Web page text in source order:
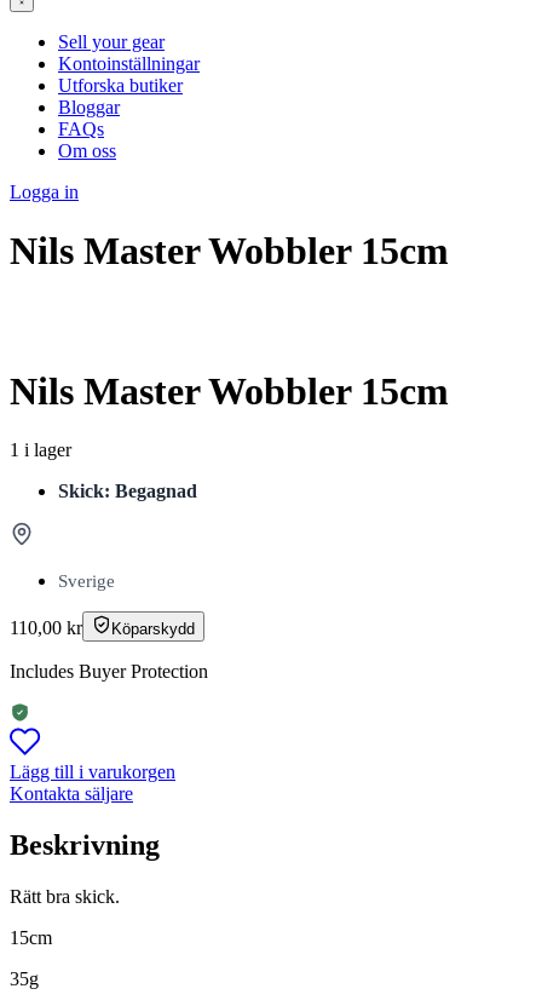
Sell your gear
Kontoinställningar
Utforska butiker
Bloggar
FAQs
Om oss
Logga in
Nils Master Wobbler 15cm
Nils Master Wobbler 15cm
1 i lager
Skick: Begagnad
Sverige
110,00 kr Köparskydd
Includes Buyer Protection
Lägg till i varukorgen
Kontakta säljare
Beskrivning
Rätt bra skick.
15cm
35g